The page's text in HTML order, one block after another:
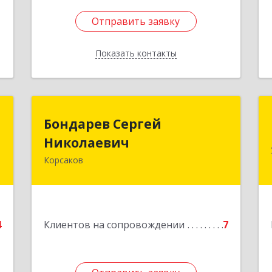
Отправить заявку
Показать контакты
Отправить заявку
Назад
Бондарев Сергей
Николаевич
Корсаков
Клиентов на сопровождении 7
Бондарев Сергей
Николаевич